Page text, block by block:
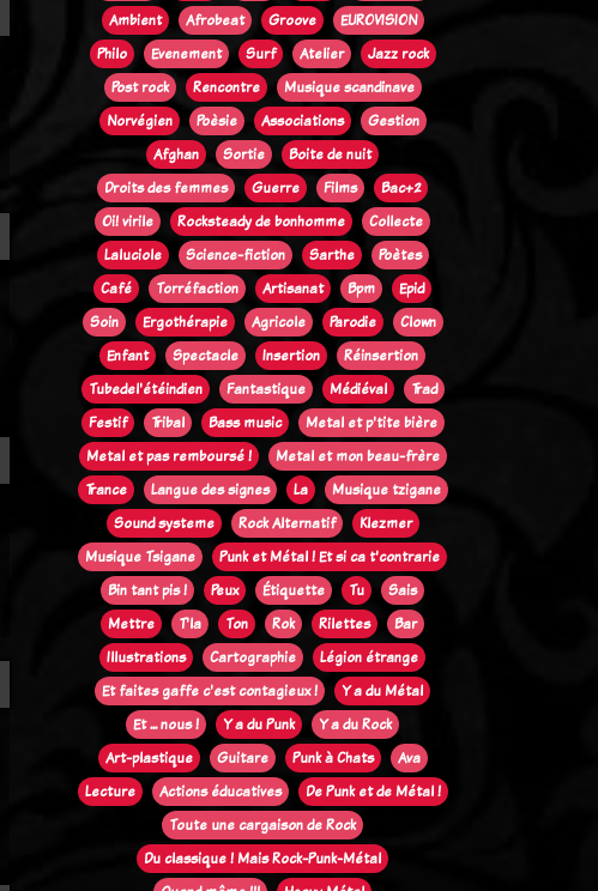
Ambient
Afrobeat Groove
EUROVISION
Philo
Evenement Surf Atelier
Jazz rock
Post rock
Rencontre
Musique scandinave
Norvégien
Poèsie Associations
Gestion
Afghan
Sortie
Boite de nuit
Droits des femmes
Guerre Films
Bac+2
Oi! virile
Rocksteady de bonhomme
Collecte
Laluciole
Science-fiction Sarthe
Poètes
Café
Torréfaction Artisanat Bpm
Epid
Soin
Ergothérapie Agricole Parodie
Clown
Enfant
Spectacle Insertion
Réinsertion
Tubedel'étéindien
Fantastique Médiéval
Trad
Festif
Tribal Bass music
Metal et p'tite bière
Metal et pas remboursé !
Metal et mon beau-frère
Trance
Langue des signes La
Musique tzigane
Sound systeme
Rock Alternatif
Klezmer
Musique Tsigane
Punk et Métal ! Et si ca t'contrarie
Bin tant pis !
Peux Étiquette Tu
Sais
Mettre
T'la Ton Rok Rilettes
Bar
Illustrations
Cartographie
Légion étrange
Et faites gaffe c'est contagieux !
Y a du Métal
Et ... nous !
Y a du Punk
Y a du Rock
Art-plastique
Guitare Punk à Chats
Ava
Lecture
Actions éducatives
De Punk et de Métal !
Toute une cargaison de Rock
Du classique ! Mais Rock-Punk-Métal